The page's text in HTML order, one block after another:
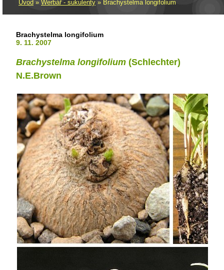
Úvod » Werbář - sukulenty » Brachystelma longifolium
Brachystelma longifolium
9. 11. 2007
Brachystelma longifolium (Schlechter)
N.E.Brown